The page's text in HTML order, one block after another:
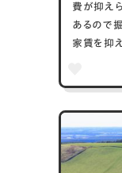
費が抑え
あるので
家賃を抑